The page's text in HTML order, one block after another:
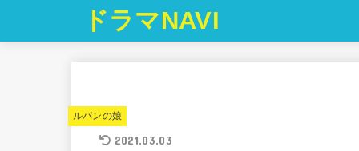
ドラマNAVI
ルパンの娘
2021.03.03